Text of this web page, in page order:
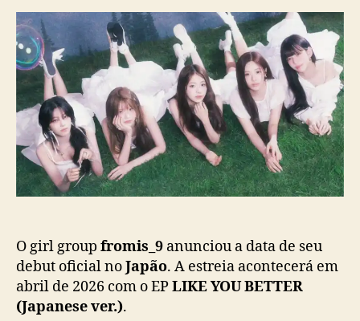
r
d
o
p
t
d
p
u
b
l
c
a
ç
ã
r
o
m
i
s
_
9
a
n
u
n
a
d
a
O girl group fromis_9 anunciou a data de seu
debut oficial noJapão. A estreia acontecerá em
abril de 2026 com o EPLIKE YOU BETTER
(Japanese ver.).